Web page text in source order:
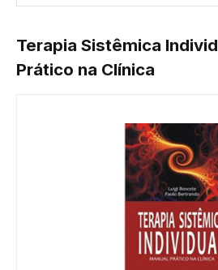
Terapia Sistêmica
Prático na Clínica